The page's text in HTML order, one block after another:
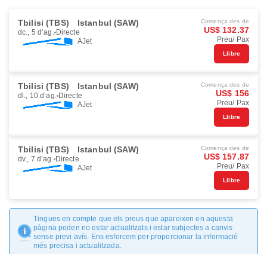
Tbilisi (TBS) Istanbul (SAW)
dc., 5 d’ag. Directe
AJet
Comença des de
US$ 132.37
Preu/ Pax
Llibre
Tbilisi (TBS) Istanbul (SAW)
dl., 10 d’ag. Directe
AJet
Comença des de
US$ 156
Preu/ Pax
Llibre
Tbilisi (TBS) Istanbul (SAW)
dv., 7 d’ag. Directe
AJet
Comença des de
US$ 157.87
Preu/ Pax
Llibre
Tingues en compte que els preus que apareixen en aquesta
pàgina poden no estar actualitzats i estar subjectes a canvis
sense previ avís. Ens esforcem per proporcionar la informació
més precisa i actualitzada.